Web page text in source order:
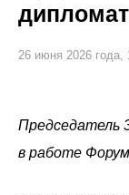
26 июня 2026 года,
Председатель
в работе